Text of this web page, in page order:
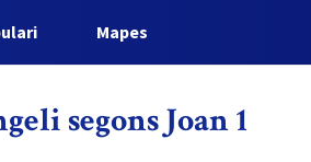
Mapes
segons Joan 1